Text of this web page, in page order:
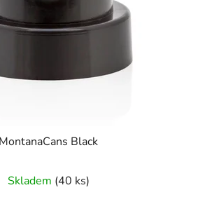
MontanaCans Black
Skladem (40 ks)